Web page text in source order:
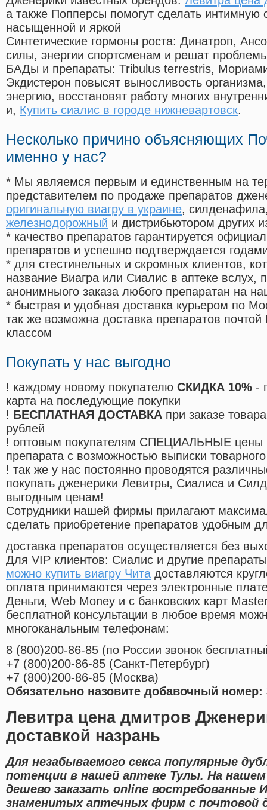
а также Попперсы помогут сделать
насыщенной и яркой
Синтетические гормоны роста: Динатроп,
силы, энергии спортсменам и решат
БАДы и препараты: Tribulus terrestris,
Экдистерон повысят выносливость
энергию, восстановят работу многих
и, Купить сиалис в городе нижневартовск.
Несколько причино объясняющих
именно у нас?
* Мы являемся первым и единственным на
представителем по продаже препаратов
оригинальную виагру в украине, силденафила
железнодорожный и дистрибьютором других
* качество препаратов гарантируется
препаратов и успешно подтверждается
* для стестинельных и скромных клиентов,
название Виагра или Сиалис в аптеке вслух,
анонимныого заказа любого препаратан на
* быстрая и удобная доставка курьером по
так же возможна доставка препаратов
классом
Покупать у нас выгодно
! каждому новому покупателю СКИДКА 10% -
карта на последующие покупки
! БЕСПЛАТНАЯ ДОСТАВКА при заказе
рублей
! оптовым покупателям СПЕЦИАЛЬНЫЕ цены
препарата с возможностью выписки
! так же у нас постоянно проводятся
покупать дженерики Левитры, Сиалиса и
выгодным ценам!
Cотрудники нашей фирмы прилагают
сделать приобретение препаратов удобным
доставка препаратов осуществляется без
Для VIP клиентов: Сиалис и другие
можно купить виагру Чита доставляются
оплата принимаются через электронные
Деньги, Web Money и с банковских карт
бесплатной консультации в любое время
многоканальным телефонам:
8 (800)200-86-85 (по России звонок
+7 (800)200-86-85 (Санкт-Петербург)
+7 (800)200-86-85 (Москва)
Обязательно назовите добавочный номер:
Левитра цена дмитров
доставкой назрань
Для незабываемого секса популярные
потенции в нашей аптеке Тулы. На
дешево заказать online востребованные
знаменитых аптечных фирм с почтовой